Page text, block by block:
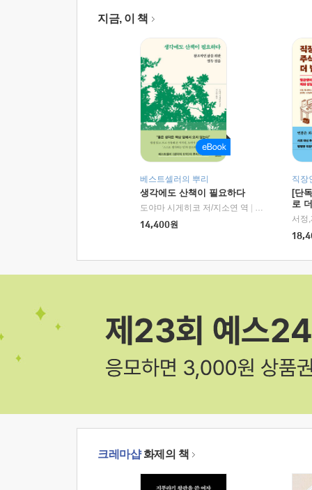
지금, 이 책
베스트셀러의 뿌리
생각에도 산책이 필요하다
도야마 시게히코 저/지소연 역
알에이치코리
14,400원
직장
[단
로
크레마샵화제의 책